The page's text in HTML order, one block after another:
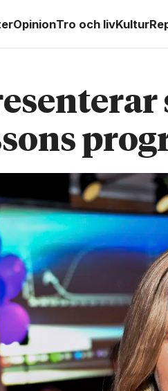
OpinionTro och livKultur